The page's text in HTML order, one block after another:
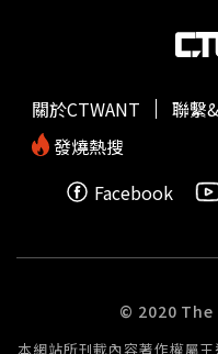
關於CTWANT 聯繫
發燒熱搜
Facebook
© 2020 The
本網站所刊載內容著作權屬